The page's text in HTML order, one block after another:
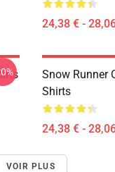
24,38 € -
Snow Runner
Shirts
24,38 € -
VOIR PLUS